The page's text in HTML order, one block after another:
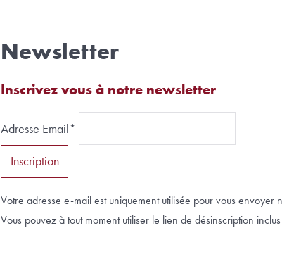
Newsletter
Inscrivez vous à notre newsletter
Adresse Email*
Votre adresse e-mail est uniquement utilisée pour vous
Vous pouvez à tout moment utiliser le lien de désinscription